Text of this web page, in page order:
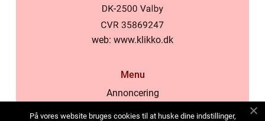
web: www.klikko.dk
Menu
Annoncering
På vores website bruges cookies til at huske dine indstillinger,